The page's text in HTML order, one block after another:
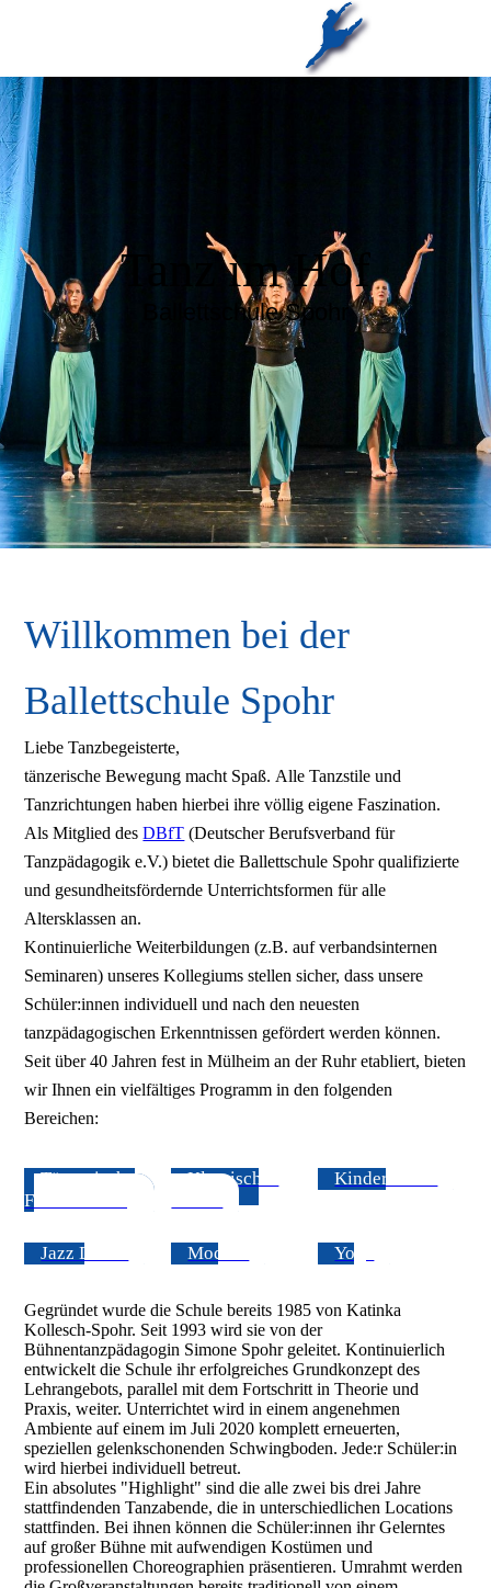
Tanz im Hof
Ballettschule Spohr
Willkommen bei der
Ballettschule Spohr
Liebe Tanzbegeisterte,
tänzerische Bewegung macht Spaß. Alle Tanzstile und
Tanzrichtungen haben hierbei ihre völlig eigene Faszination.
Als Mitglied desDBfT(Deutscher Berufsverband für
Tanzpädagogik e.V.) bietet die Ballettschule Spohr qualifizierte
und gesundheitsfördernde Unterrichtsformen für alle
Altersklassen an.
Kontinuierliche Weiterbildungen (z.B. auf verbandsinternen
Seminaren) unseres Kollegiums stellen sicher, dass unsere
Schüler:innen individuell und nach den neuesten
tanzpädagogischen Erkenntnissen gefördert werden können.
Seit über 40 Jahren fest in Mülheim an der Ruhr etabliert, bieten
wir Ihnen ein vielfältiges Programm in den folgenden
Bereichen:
Tänzerische
Früherziehung
Klassisches
Kinderballett
Jazz Dance Modern Yoga
Gegründet wurde die Schule bereits 1985 von Katinka
Kollesch-Spohr. Seit 1993 wird sie von der
Bühnentanzpädagogin Simone Spohr geleitet. Kontinuierlich
entwickelt die Schule ihr erfolgreiches Grundkonzept des
Lehrangebots, parallel mit dem Fortschritt in Theorie und
Praxis, weiter. Unterrichtet wird in einem angenehmen
Ambiente auf einem im Juli 2020 komplett erneuerten,
speziellen gelenkschonenden Schwingboden. Jede:r Schüler:in
wird hierbei individuell betreut.
Ein absolutes "Highlight" sind die alle zwei bis drei Jahre
stattfindenden Tanzabende, die in unterschiedlichen Locations
stattfinden. Bei ihnen können die Schüler:innen ihr Gelerntes
auf großer Bühne mit aufwendigen Kostümen und
professionellen Choreographien präsentieren. Umrahmt werden